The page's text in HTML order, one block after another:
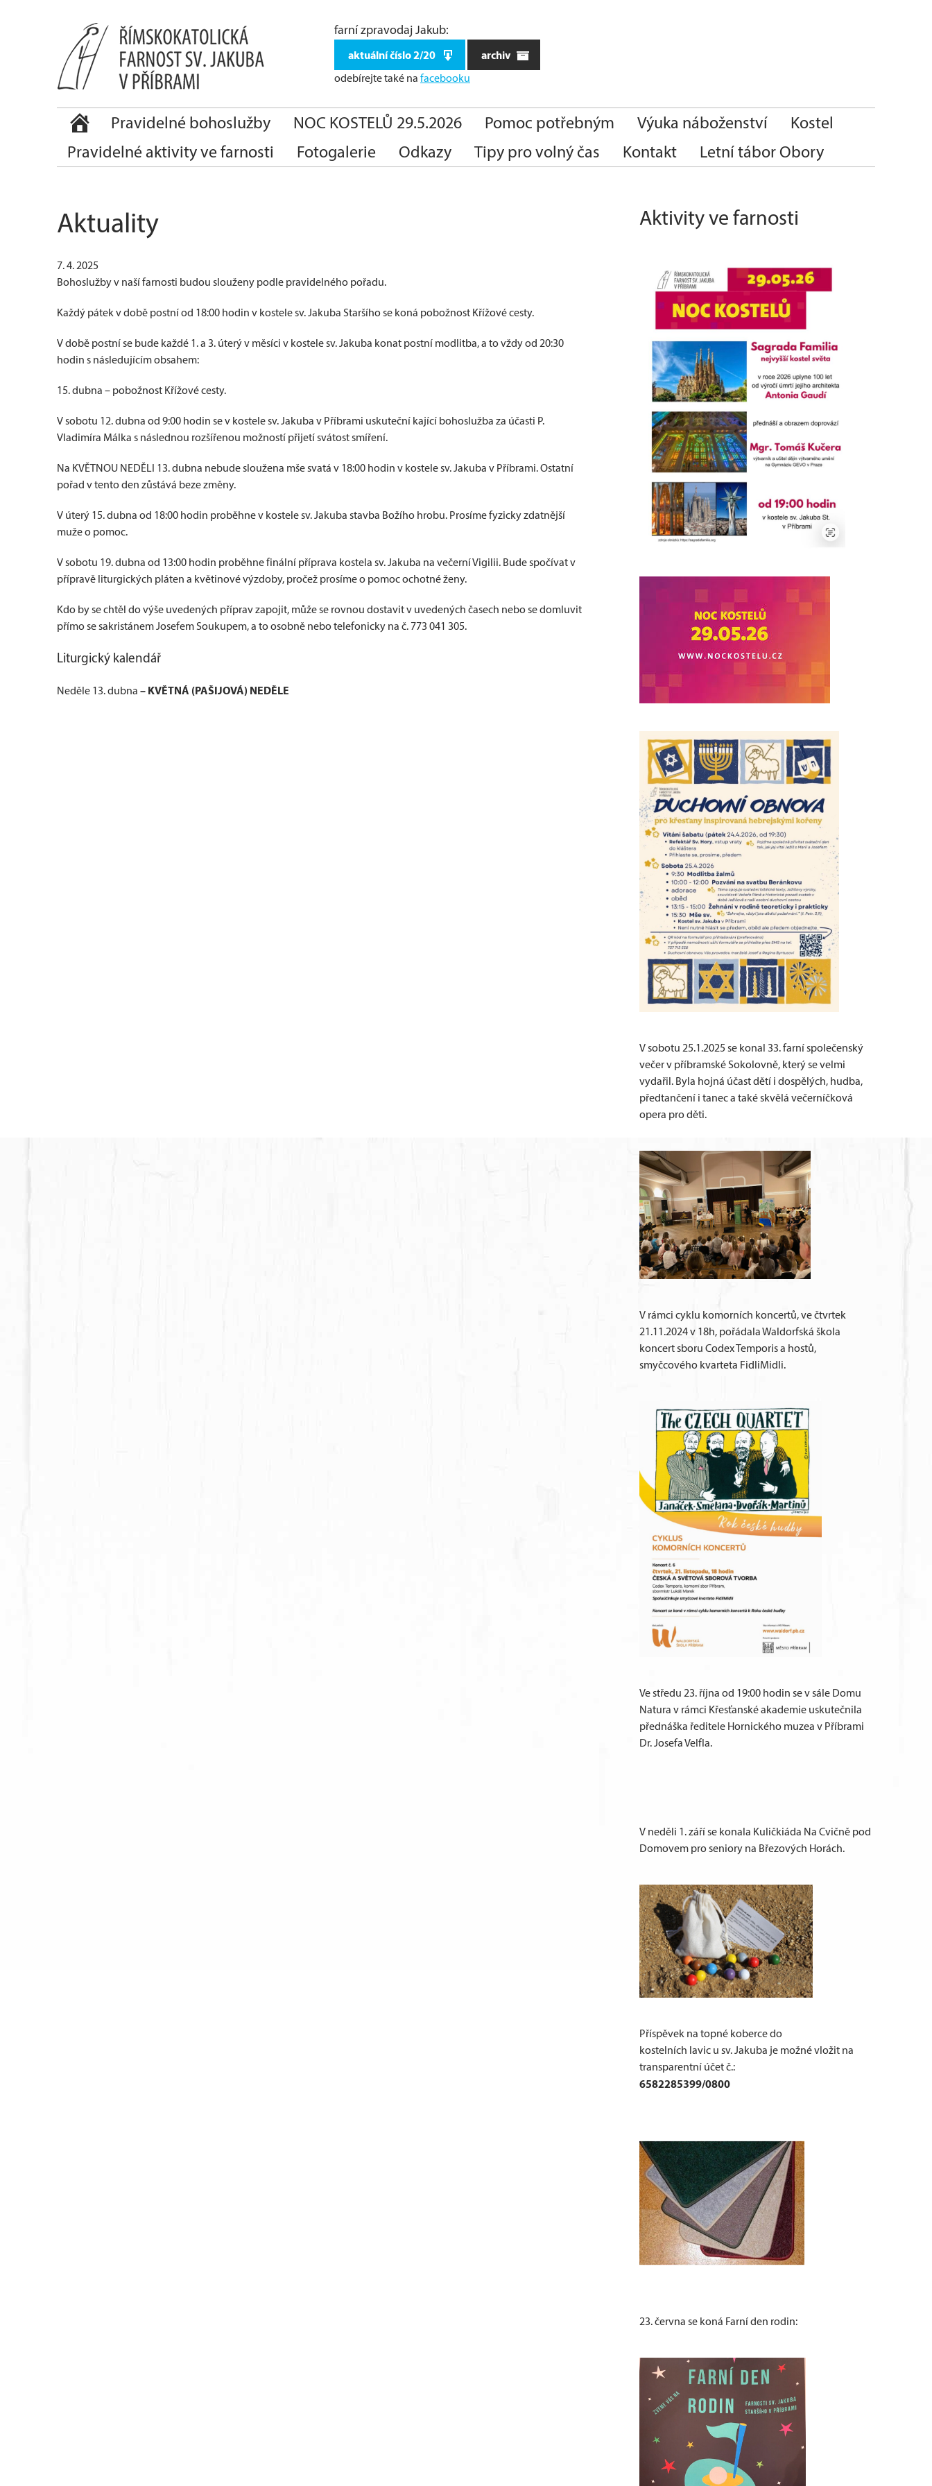
farní zpravodaj Jakub:
aktuální číslo 2/20 archiv
odebírejte také na facebooku
Pravidelné bohoslužby NOC KOSTELŮ 29.5.2026 Pomoc potřebným Výuka náboženství
Kostel
Pravidelné aktivity ve farnosti
Fotogalerie Odkazy Tipy pro volný čas Kontakt Letní tábor Obory
Aktuality
7. 4. 2025
Bohoslužby v naší farnosti budou slouženy podle pravidelného pořadu.
Každý pátek v době postní od 18:00 hodin v kostele sv. Jakuba Staršího se koná pobožnost Křížové cesty.
V době postní se bude každé 1. a 3. úterý v měsíci v kostele sv. Jakuba konat postní modlitba, a to vždy od 20:30
hodin s následujícím obsahem:
15. dubna – pobožnost Křížové cesty.
V sobotu 12. dubna od 9:00 hodin se v kostele sv. Jakuba v Příbrami uskuteční kající bohoslužba za účasti P.
Vladimíra Málka s následnou rozšířenou možností přijetí svátost smíření.
Na KVĚTNOU NEDĚLI 13. dubna nebude sloužena mše svatá v 18:00 hodin v kostele sv. Jakuba v Příbrami. Ostatní
pořad v tento den zůstává beze změny.
V úterý 15. dubna od 18:00 hodin proběhne v kostele sv. Jakuba stavba Božího hrobu. Prosíme fyzicky zdatnější
muže o pomoc.
V sobotu 19. dubna od 13:00 hodin proběhne finální příprava kostela sv. Jakuba na večerní Vigilii. Bude spočívat v
přípravě liturgických pláten a květinové výzdoby, pročež prosíme o pomoc ochotné ženy.
Kdo by se chtěl do výše uvedených příprav zapojit, může se rovnou dostavit v uvedených časech nebo se domluvit
přímo se sakristánem Josefem Soukupem, a to osobně nebo telefonicky na č. 773 041 305.
Liturgický kalendář
Neděle 13. dubna – KVĚTNÁ (PAŠIJOVÁ) NEDĚLE
Aktivity ve farnosti
V sobotu 25.1.2025 se konal 33. farní společenský
večer v příbramské Sokolovně, který se velmi
vydařil. Byla hojná účast dětí i dospělých, hudba,
předtančení i tanec a také skvělá večerníčková
opera pro děti.
V rámci cyklu komorních koncertů, ve čtvrtek
21.11.2024 v 18h, pořádala Waldorfská škola
koncert sboru Codex Temporis a hostů,
smyčcového kvarteta FidliMidli.
Ve středu 23. října od 19:00 hodin se v sále Domu
Natura v rámci Křesťanské akademie uskutečnila
přednáška ředitele Hornického muzea v Příbrami
Dr. Josefa Velfla.
V neděli 1. září se konala Kuličkiáda Na Cvičně pod
Domovem pro seniory na Březových Horách.
Příspěvek na topné koberce do
kostelních lavic u sv. Jakuba je možné vložit na
transparentní účet č.:
6582285399/0800
23. června se koná Farní den rodin: